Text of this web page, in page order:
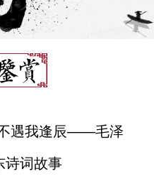
不遇我逢辰——毛泽
诗词故事